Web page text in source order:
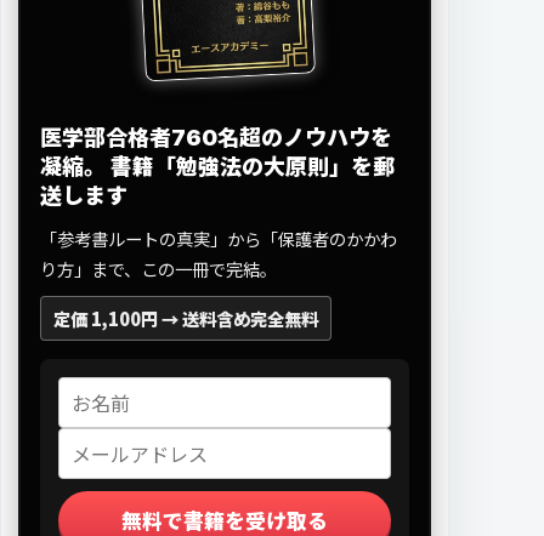
医学部合格者760名超のノウハウを
凝縮。 書籍「勉強法の大原則」を郵
送します
「参考書ルートの真実」から「保護者のかかわ
り方」まで、この一冊で完結。
定価 1,100円 →送料含め完全無料
無料で書籍を受け取る